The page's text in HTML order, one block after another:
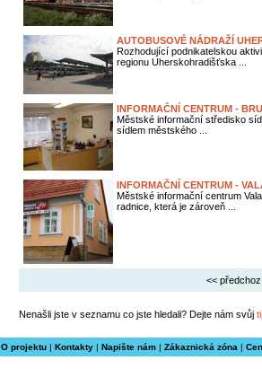
AUTOBUSOVÉ NÁDRAŽÍ
Rozhodující podnikatelskou
regionu Uherskohradišťska ...
INFORMAČNÍ CENTRUM -
Městské informační středisko
sídlem městského ...
INFORMAČNÍ CENTRUM -
Městské informační centrum
radnice, která je zároveň ...
<<
Nenašli jste v seznamu co jste hledali? Dejte nám svůj
O projektu| Kontakty| Napište nám| Zákaznická zóna |